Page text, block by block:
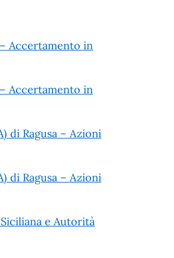
– Accertamento in
– Accertamento in
di Ragusa – Azioni
di Ragusa – Azioni
e Autorità